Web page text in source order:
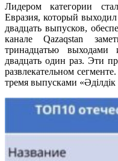
Лидером категории
Евразия, который
двадцать выпусков,
канале Qazaqstan
тринадцатью
двадцать один раз. Эти
развлекательном
тремя выпусками